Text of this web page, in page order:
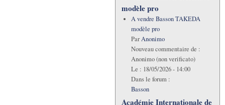
modèle pro
A vendre Basson TAKEDA
modèle pro
ParAnonimo
Nouveau commentaire de :
Anonimo (non verificato)
Le : 18/05/2026 - 14:00
Dans le forum :
Basson
Académie Internationale de